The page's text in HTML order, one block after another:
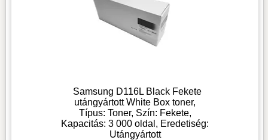
Samsung D116L Black Fekete
utángyártott White Box toner,
Típus: Toner, Szín: Fekete,
Kapacitás: 3 000 oldal, Eredetiség:
Utángyártott